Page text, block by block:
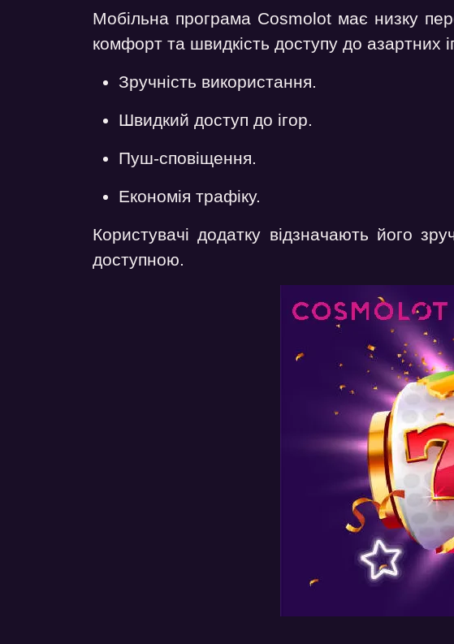
Мобільна програма Cosmolot має низку
комфорт та швидкість доступу до азартних
Зручність використання.
Швидкий доступ до ігор.
Пуш-сповіщення.
Економія трафіку.
Користувачі додатку відзначають його
доступною.